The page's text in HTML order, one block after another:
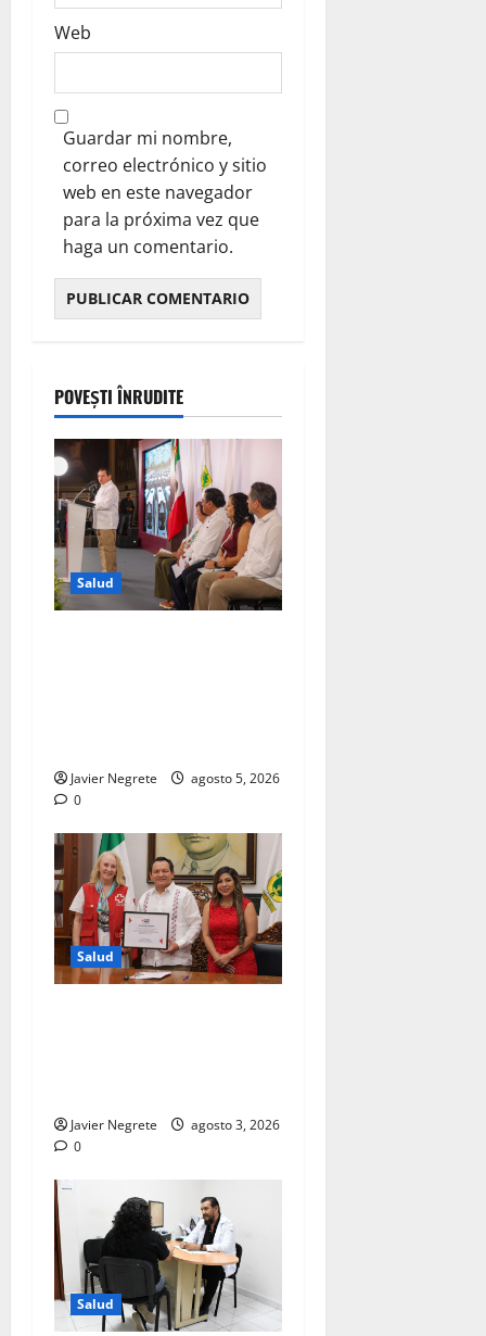
Web
Guardar mi nombre,
correo electrónico y sitio
web en este navegador
para la próxima vez que
haga un comentario.
POVEȘTI ÎNRUDITE
Salud
Javier Negrete
agosto 5, 2026
0
Salud
Javier Negrete
agosto 3, 2026
0
Salud